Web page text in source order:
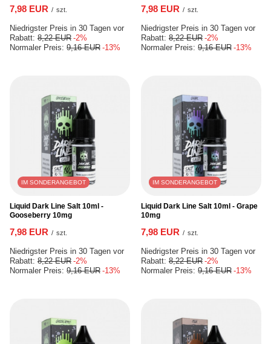
7,98 EUR / szt.
Niedrigster Preis in 30 Tagen vor
Rabatt: 8,22 EUR -2%
Normaler Preis: 9,16 EUR -13%
7,98 EUR / szt.
Niedrigster Preis in 30 Tagen vor
Rabatt: 8,22 EUR -2%
Normaler Preis: 9,16 EUR -13%
IM SONDERANGEBOT
Liquid Dark Line Salt 10ml -
Gooseberry 10mg
7,98 EUR / szt.
Niedrigster Preis in 30 Tagen vor
Rabatt: 8,22 EUR -2%
Normaler Preis: 9,16 EUR -13%
IM SONDERANGEBOT
Liquid Dark Line Salt 10ml - Grape
10mg
7,98 EUR / szt.
Niedrigster Preis in 30 Tagen vor
Rabatt: 8,22 EUR -2%
Normaler Preis: 9,16 EUR -13%